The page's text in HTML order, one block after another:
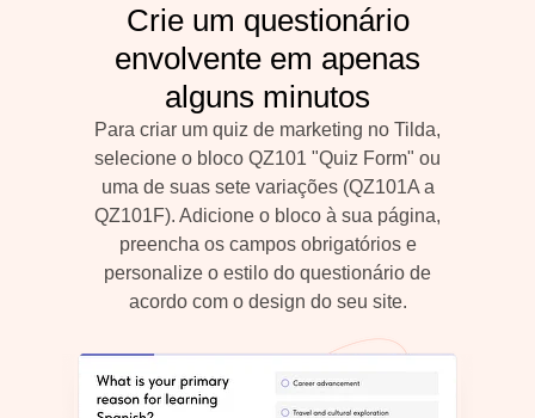
Crie um questionário
envolvente em apenas
alguns minutos
Para criar um quiz de marketing no Tilda,
selecione o bloco QZ101 "Quiz Form" ou
uma de suas sete variações (QZ101A a
QZ101F). Adicione o bloco à sua página,
preencha os campos obrigatórios e
personalize o estilo do questionário de
acordo com o design do seu site.